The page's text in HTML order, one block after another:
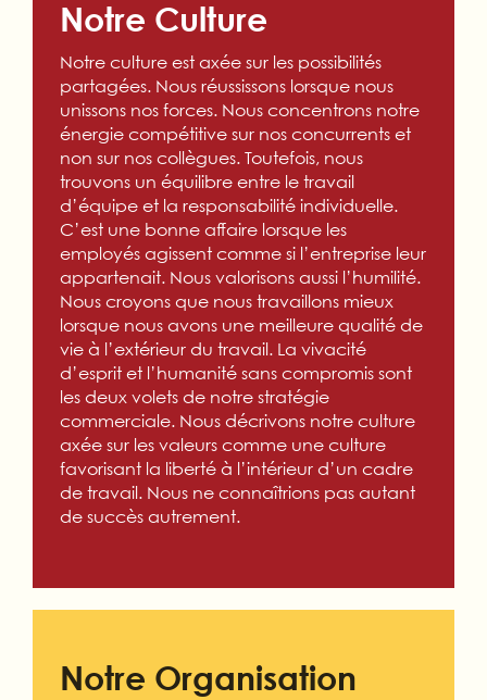
Notre Culture
Notre culture est axée sur les possibilités
partagées. Nous réussissons lorsque nous
unissons nos forces. Nous concentrons notre
énergie compétitive sur nos concurrents et
non sur nos collègues. Toutefois, nous
trouvons un équilibre entre le travail
d’équipe et la responsabilité individuelle.
C’est une bonne affaire lorsque les
employés agissent comme si l’entreprise leur
appartenait. Nous valorisons aussi l’humilité.
Nous croyons que nous travaillons mieux
lorsque nous avons une meilleure qualité de
vie à l’extérieur du travail. La vivacité
d’esprit et l’humanité sans compromis sont
les deux volets de notre stratégie
commerciale. Nous décrivons notre culture
axée sur les valeurs comme une culture
favorisant la liberté à l’intérieur d’un cadre
de travail. Nous ne connaîtrions pas autant
de succès autrement.
Notre Organisation